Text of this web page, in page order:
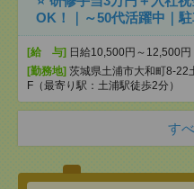
OK！｜～50代活躍中｜
[給 与] 日給10,500円～12,500円
[勤務地] 茨城県土浦市大和町8-22
F（最寄り駅：土浦駅徒歩2分）
す